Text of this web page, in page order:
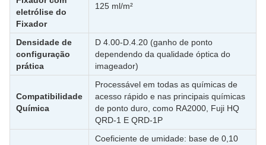
eletrólise do
Fixador
125 ml/m²
Densidade de
configuração
prática
D 4.00-D.4.20 (ganho de ponto
dependendo da qualidade óptica do
imageador)
Compatibilidade
Química
Processável em todas as químicas de
acesso rápido e nas principais químicas
de ponto duro, como RA2000, Fuji HQ
QRD-1 E QRD-1P
Coeficiente de umidade: base de 0,10